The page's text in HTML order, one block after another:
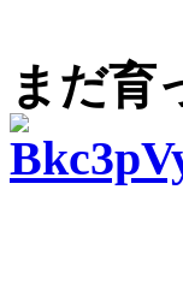
まだ育